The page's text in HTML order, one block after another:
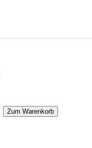
Zum Warenkorb